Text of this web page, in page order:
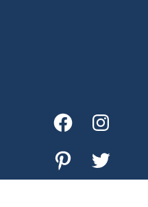
Facebook
PinterestTwitter